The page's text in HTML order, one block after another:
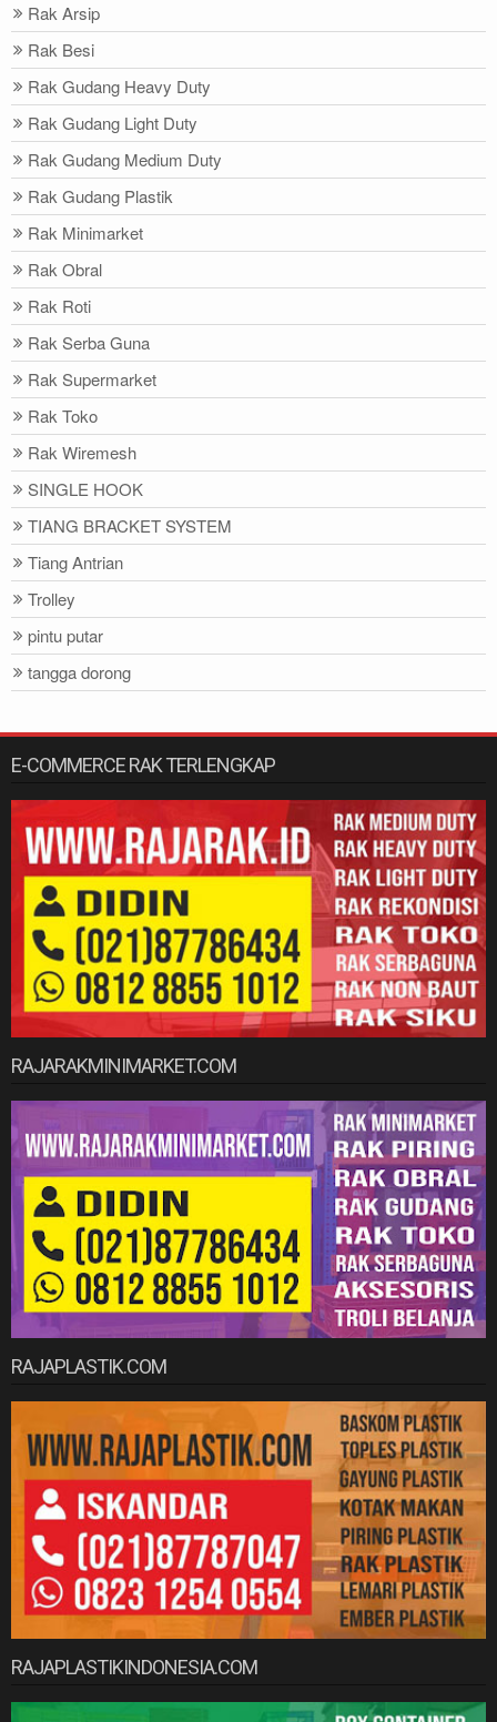
Rak Arsip
Rak Besi
Rak Gudang Heavy Duty
Rak Gudang Light Duty
Rak Gudang Medium Duty
Rak Gudang Plastik
Rak Minimarket
Rak Obral
Rak Roti
Rak Serba Guna
Rak Supermarket
Rak Toko
Rak Wiremesh
SINGLE HOOK
TIANG BRACKET SYSTEM
Tiang Antrian
Trolley
pintu putar
tangga dorong
E-COMMERCE RAK TERLENGKAP
RAJARAKMINIMARKET.COM
RAJAPLASTIK.COM
RAJAPLASTIKINDONESIA.COM